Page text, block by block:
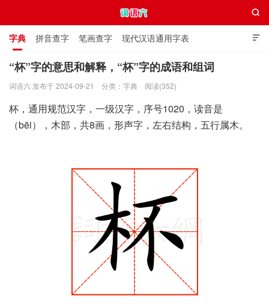

字典 拼音查字 笔画查字 现代汉语通用字表
通用规范汉字表 叠字大全 独体字大全 极简英语词典

“杯”字的意思和解释，“杯”字的成语和组词
词语六 发布于 2024-09-21 分类： 字典 阅读(352)
杯，通用规范汉字，一级汉字，序号1020，读音是
（bēi），木部，共8画，形声字，左右结构，五行属木。